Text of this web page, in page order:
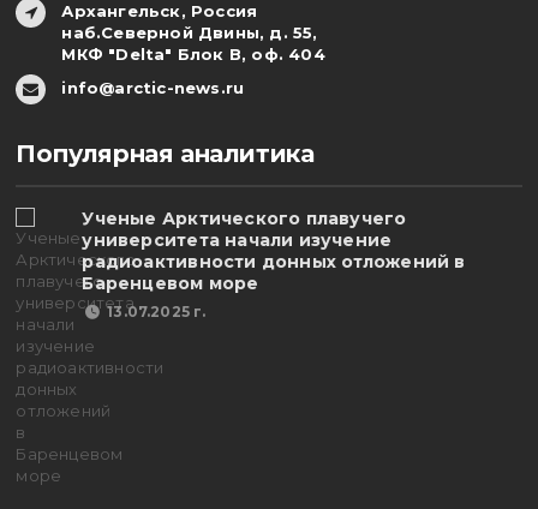
Архангельск, Россия
наб.Северной Двины, д. 55,
МКФ "Delta" Блок В, оф. 404
info@arctic-news.ru
Популярная аналитика
Ученые Арктического плавучего
университета начали изучение
радиоактивности донных отложений в
Баренцевом море
13.07.2025 г.